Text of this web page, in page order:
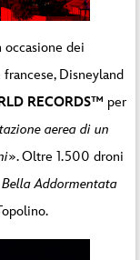
occasione dei
Disneyland
RECORDS™ per
aerea di un
». Oltre 1.500 droni
Addormentata